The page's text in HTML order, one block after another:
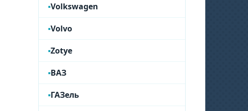
Volkswagen
Volvo
Zotye
ВАЗ
ГАЗель